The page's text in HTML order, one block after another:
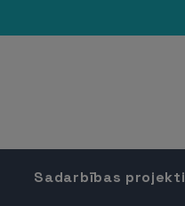
Sadarbības projekti